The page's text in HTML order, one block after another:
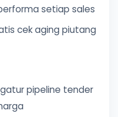
setiap sales
cek aging piutang
pipeline tender